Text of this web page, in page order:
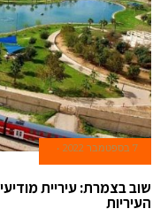
7 בספטמבר 2022
שוב בצמרת: עיריית
העיריות